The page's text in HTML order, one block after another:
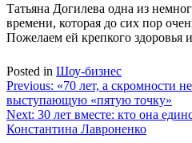
Татьяна Догилева одна из
времени, которая до сих пор
Пожелаем ей крепкого здоровья
Posted in Шоу-бизнес
Навигация
по
записям
Previous: «70 лет, а скромности
выступающую «пятую точку»
Next: 30 лет вместе: кто она
Константина Лавроненко